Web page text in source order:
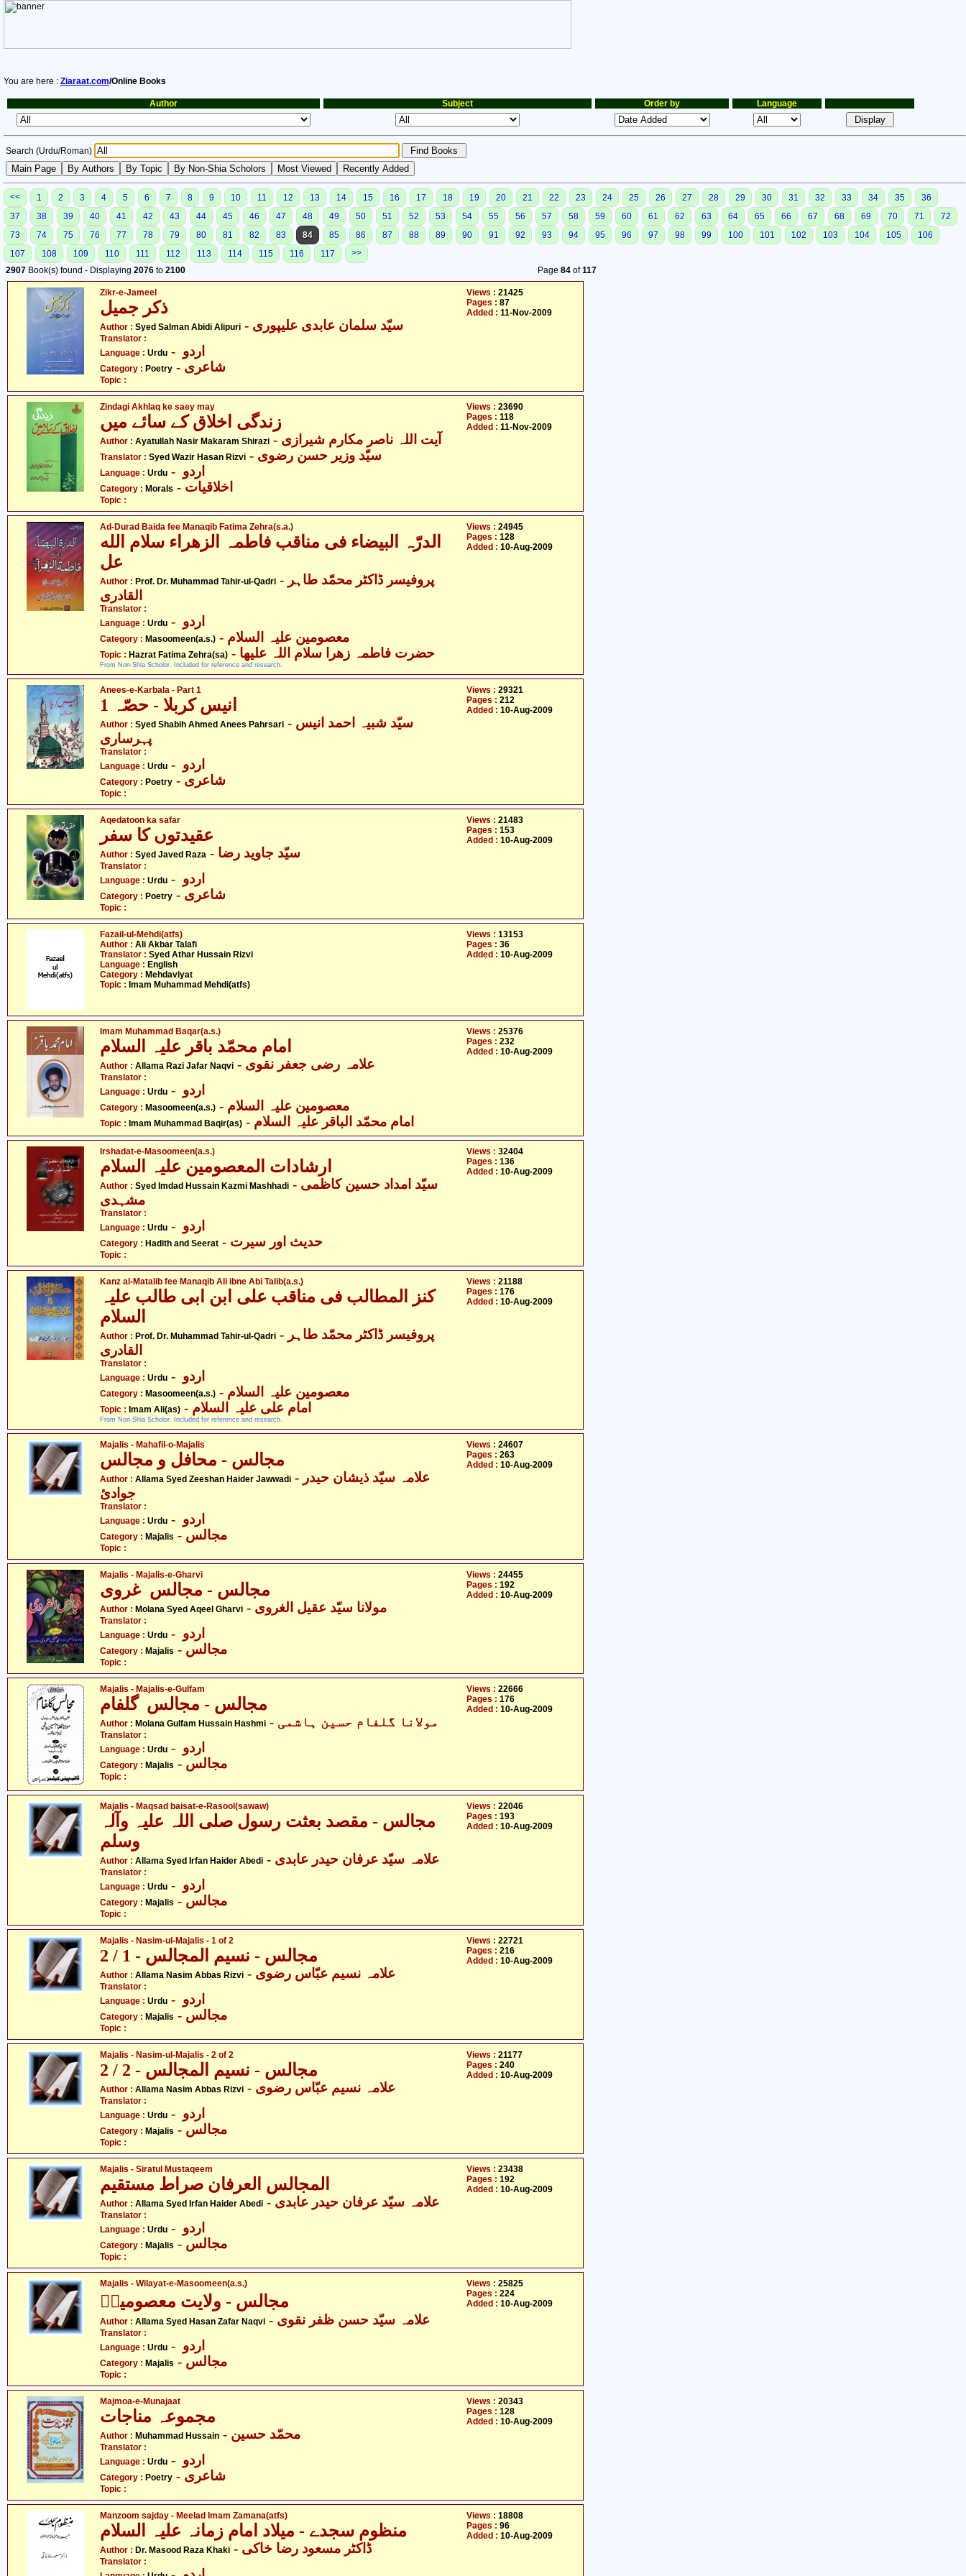
You are here : Ziaraat.com/Online Books
Author Subject Order by Language
Search (Urdu/Roman)
<< 1 2 3 4 5 6 7 8 9 10 11 12 13 14 15 16 17 18 19 20 21 22 23 24 25 26 27 28 29 30 31 32 33 34 35
36
37
38 39 40 41 42 43 44 45 46 47 48 49 50 51 52 53 54 55 56 57 58 59 60 61 62 63 64 65 66 67 68 69 70 71
72
73
74 75 76 77 78 79 80 81 82 83 84 85 86 87 88 89 90 91 92 93 94 95 96 97 98 99 100 101 102 103 104 105
106
107
108 109 110 111 112 113 114 115 116 117
>>
2907 Book(s) found - Displaying 2076 to 2100 Page 84of117
Zikr-e-Jameel
Author : Syed Salman Abidi Alipuri - سیّد سلمان عابدی علیپوری
Translator :
Language : Urdu
Category : Poetry - شاعری
Topic :
Views : 21425
Pages : 87
Added : 11-Nov-2009
Zindagi Akhlaq ke saey may
Author : Ayatullah Nasir Makaram Shirazi - آیت اللہ ناصر مکارم شیرازی
Translator : Syed Wazir Hasan Rizvi - سیّد وزیر حسن رضوی
Language : Urdu
Category : Morals - اخلاقیات
Topic :
Views : 23690
Pages : 118
Added : 11-Nov-2009
Ad-Durad Baida fee Manaqib Fatima Zehra(s.a.)
الدرّہ البیضاء فی مناقب فاطمہ الزھراء سلام الله
عل
Author : Prof. Dr. Muhammad Tahir-ul-Qadri - پروفیسر ڈاکٹر محمّد طاہر
القادری
Translator :
Language : Urdu
Category : Masoomeen(a.s.)
Topic : Hazrat Fatima Zehra(sa) - حضرت فاطمہ زھرا سلام اللہ علیھا
From Non-Shia Scholor. Included for reference and research.
Views : 24945
Pages : 128
Added : 10-Aug-2009
Anees-e-Karbala - Part 1
انیس کربلا - حصّہ 1
Author : Syed Shabih Ahmed Anees Pahrsari - سیّد شبیہ احمد انیس
پہرساری
Translator :
Language : Urdu
Category : Poetry - شاعری
Topic :
Views : 29321
Pages : 212
Added : 10-Aug-2009
Aqedatoon ka safar
Author : Syed Javed Raza - سیّد جاوید رضا
Translator :
Language : Urdu
Category : Poetry - شاعری
Topic :
Views : 21483
Pages : 153
Added : 10-Aug-2009
Fazail-ul-Mehdi(atfs)
Author : Ali Akbar Talafi
Translator : Syed Athar Hussain Rizvi
Language : English
Category : Mehdaviyat
Topic : Imam Muhammad Mehdi(atfs)
Views : 13153
Pages : 36
Added : 10-Aug-2009
Imam Muhammad Baqar(a.s.)
Author : Allama Razi Jafar Naqvi - علامہ رضی جعفر نقوی
Translator :
Language : Urdu
Category : Masoomeen(a.s.)
Topic : Imam Muhammad Baqir(as) - امام محمّد الباقر علیہ السلام
Views : 25376
Pages : 232
Added : 10-Aug-2009
Irshadat-e-Masoomeen(a.s.)
Author : Syed Imdad Hussain Kazmi Mashhadi - سیّد امداد حسین کاظمی
مشہدی
Translator :
Language : Urdu
Category : Hadith and Seerat - حدیث اور سیرت
Topic :
Views : 32404
Pages : 136
Added : 10-Aug-2009
Kanz al-Matalib fee Manaqib Ali ibne Abi Talib(a.s.)
کنز المطالب فی مناقب علی ابن ابی طالب علیہ
السلام
Author : Prof. Dr. Muhammad Tahir-ul-Qadri - پروفیسر ڈاکٹر محمّد طاہر
القادری
Translator :
Language : Urdu
Category : Masoomeen(a.s.)
Topic : Imam Ali(as) - امام علی علیہ السلام
From Non-Shia Scholor. Included for reference and research.
Views : 21188
Pages : 176
Added : 10-Aug-2009
Majalis - Mahafil-o-Majalis
Author : Allama Syed Zeeshan Haider Jawwadi - علامہ سیّد ذیشان حیدر
جوادئ
Translator :
Language : Urdu
Category : Majalis - مجالس
Topic :
Views : 24607
Pages : 263
Added : 10-Aug-2009
Majalis - Majalis-e-Gharvi
مجالس - مجالس غروی
Author : Molana Syed Aqeel Gharvi - مولانا سیّد عقیل الغروی
Translator :
Language : Urdu
Category : Majalis - مجالس
Topic :
Views : 24455
Pages : 192
Added : 10-Aug-2009
Majalis - Majalis-e-Gulfam
Author : Molana Gulfam Hussain Hashmi - مولانا گلفام حسین ہاشمی
Translator :
Language : Urdu
Category : Majalis - مجالس
Topic :
Views : 22666
Pages : 176
Added : 10-Aug-2009
Majalis - Maqsad baisat-e-Rasool(sawaw)
مجالس - مقصد بعثت رسول صلی اللہ علیہ وآلہ
وسلم
Author : Allama Syed Irfan Haider Abedi - علامہ سیّد عرفان حیدر عابدی
Translator :
Language : Urdu
Category : Majalis - مجالس
Topic :
Views : 22046
Pages : 193
Added : 10-Aug-2009
Majalis - Nasim-ul-Majalis - 1 of 2
مجالس - نسیم المجالس - 1 / 2
Author : Allama Nasim Abbas Rizvi - علامہ نسیم عبّاس رضوی
Translator :
Language : Urdu
Category : Majalis - مجالس
Topic :
Views : 22721
Pages : 216
Added : 10-Aug-2009
Majalis - Nasim-ul-Majalis - 2 of 2
مجالس - نسیم المجالس - 2 / 2
Author : Allama Nasim Abbas Rizvi - علامہ نسیم عبّاس رضوی
Translator :
Language : Urdu
Category : Majalis - مجالس
Topic :
Views : 21177
Pages : 240
Added : 10-Aug-2009
Majalis - Siratul Mustaqeem
Author : Allama Syed Irfan Haider Abedi - علامہ سیّد عرفان حیدر عابدی
Translator :
Language : Urdu
Category : Majalis - مجالس
Topic :
Views : 23438
Pages : 192
Added : 10-Aug-2009
Majalis - Wilayat-e-Masoomeen(a.s.)
مجالس - ولایت معصومینؑ
Author : Allama Syed Hasan Zafar Naqvi - علامہ سیّد حسن ظفر نقوی
Translator :
Language : Urdu
Category : Majalis - مجالس
Topic :
Views : 25825
Pages : 224
Added : 10-Aug-2009
Majmoa-e-Munajaat
Author : Muhammad Hussain - محمّد حسین
Translator :
Language : Urdu
Category : Poetry - شاعری
Topic :
Views : 20343
Pages : 128
Added : 10-Aug-2009
Manzoom sajday - Meelad Imam Zamana(atfs)
منظوم سجدے - میلاد امام زمانہ علیہ السلام
Author : Dr. Masood Raza Khaki - ڈاکٹر مسعود رضا خاکی
Translator :
Views : 18808
Pages : 96
Added : 10-Aug-2009